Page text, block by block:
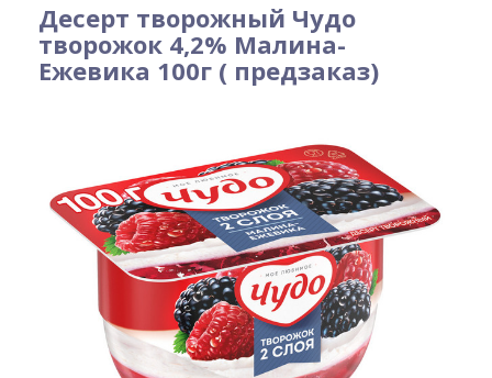
Десерт творожный Чудо
творожок 4,2% Малина-
Ежевика 100г ( предзаказ)